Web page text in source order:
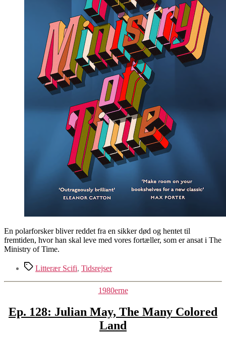
En polarforsker bliver reddet fra en sikker død og hentet til
fremtiden, hvor han skal leve med vores fortæller, som er ansat i The
Ministry of Time.
TagsLitterær Scifi, Tidsrejser
Kategorier
1980erne
Ep. 128: Julian May, The Many Colored
Land